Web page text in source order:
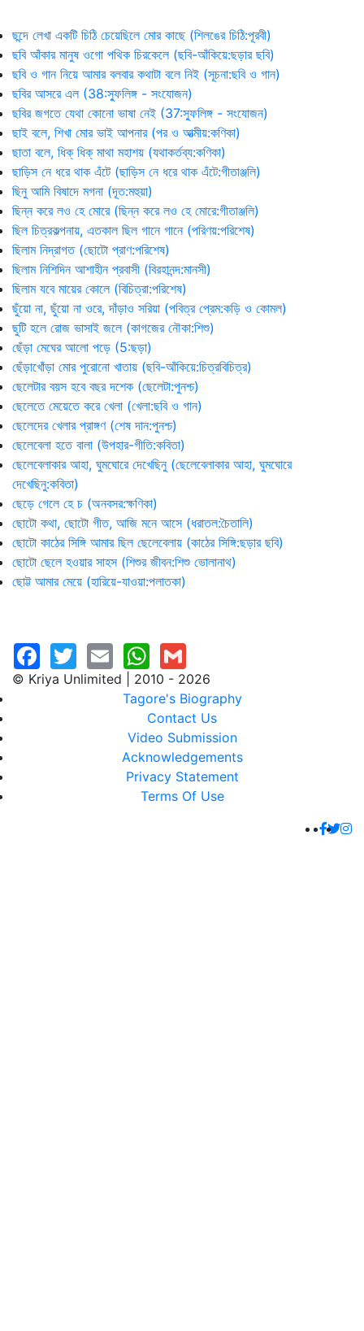
ছন্দে লেখা একটি চিঠি চেয়েছিলে মোর কাছে (শিলঙের চিঠি:পূরবী)
ছবি আঁকার মানুষ ওগো পথিক চিরকেলে (ছবি-আঁকিয়ে:ছড়ার ছবি)
ছবি ও গান নিয়ে আমার বলবার কথাটা বলে নিই (সূচনা:ছবি ও গান)
ছবির আসরে এল (38:স্ফুলিঙ্গ - সংযোজন)
ছবির জগতে যেথা কোনো ভাষা নেই (37:স্ফুলিঙ্গ - সংযোজন)
ছাই বলে, শিখা মোর ভাই আপনার (পর ও আত্মীয়:কণিকা)
ছাতা বলে, ধিক্‌ ধিক্‌ মাথা মহাশয় (যথাকর্তব্য:কণিকা)
ছাড়িস নে ধরে থাক এঁটে (ছাড়িস নে ধরে থাক এঁটে:গীতাঞ্জলি)
ছিনু আমি বিষাদে মগনা (দূত:মহুয়া)
ছিন্ন করে লও হে মোরে (ছিন্ন করে লও হে মোরে:গীতাঞ্জলি)
ছিল চিত্রকল্পনায়, এতকাল ছিল গানে গানে (পরিণয়:পরিশেষ)
ছিলাম নিদ্রাগত (ছোটো প্রাণ:পরিশেষ)
ছিলাম নিশিদিন আশাহীন প্রবাসী (বিরহানন্দ:মানসী)
ছিলাম যবে মায়ের কোলে (বিচিত্রা:পরিশেষ)
ছুঁয়ো না, ছুঁয়ো না ওরে, দাঁড়াও সরিয়া (পবিত্র প্রেম:কড়ি ও কোমল)
ছুটি হলে রোজ ভাসাই জলে (কাগজের নৌকা:শিশু)
ছেঁড়া মেঘের আলো পড়ে (5:ছড়া)
ছেঁড়াখোঁড়া মোর পুরোনো খাতায় (ছবি-আঁকিয়ে:চিত্রবিচিত্র)
ছেলেটার বয়স হবে বছর দশেক (ছেলেটা:পুনশ্চ)
ছেলেতে মেয়েতে করে খেলা (খেলা:ছবি ও গান)
ছেলেদের খেলার প্রাঙ্গণ (শেষ দান:পুনশ্চ)
ছেলেবেলা হতে বালা (উপহার-গীতি:কবিতা)
ছেলেবেলাকার আহা, ঘুমঘোরে দেখেছিনু (ছেলেবেলাকার আহা, ঘুমঘোরে
দেখেছিনু:কবিতা)
ছেড়ে গেলে হে চ (অনবসর:ক্ষণিকা)
ছোটো কথা, ছোটো গীত, আজি মনে আসে (ধরাতল:চৈতালি)
ছোটো কাঠের সিঙ্গি আমার ছিল ছেলেবেলায় (কাঠের সিঙ্গি:ছড়ার ছবি)
ছোটো ছেলে হওয়ার সাহস (শিশুর জীবন:শিশু ভোলানাথ)
ছোট্ট আমার মেয়ে (হারিয়ে-যাওয়া:পলাতকা)
© Kriya Unlimited | 2010 - 2026
Tagore's Biography
Contact Us
Video Submission
Acknowledgements
Privacy Statement
Terms Of Use